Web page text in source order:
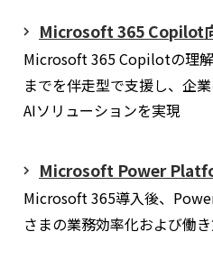
Microsoft 365 Copilot
Microsoft 365 Copilotの理
までを伴走型で支援し、企
AIソリューションを実現
Microsoft Power
Microsoft 365導入後、
さまの業務効率化および働